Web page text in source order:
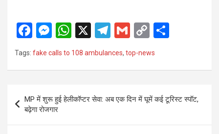
F
a
ce
o
o
k
M
es
se
g
er
W
h
at
A
p
X
T
e
a
m
G
ail
C
py
n
Tags: fake calls to 108 ambulances, top-news
navigation
MP में शुरू हुई हेलीकॉप्टर सेवा: अब एक दिन में घूमें कई टूरिस्ट स्पॉट,
बढ़ेगा रोजगार